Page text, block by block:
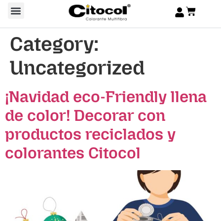
Category:
Uncategorized
¡Navidad eco-Friendly llena
de color! Decorar con
productos reciclados y
colorantes Citocol